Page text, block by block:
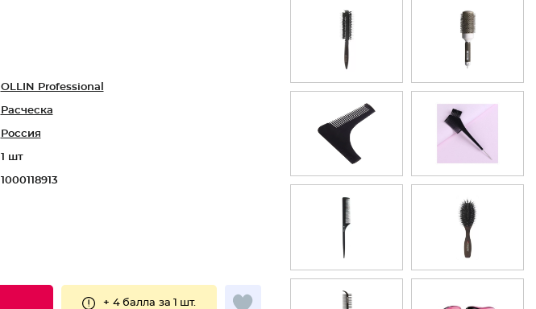
OLLIN Professional
Расческа
Россия
1 шт
1000118913
+ 4 балла за 1 шт.